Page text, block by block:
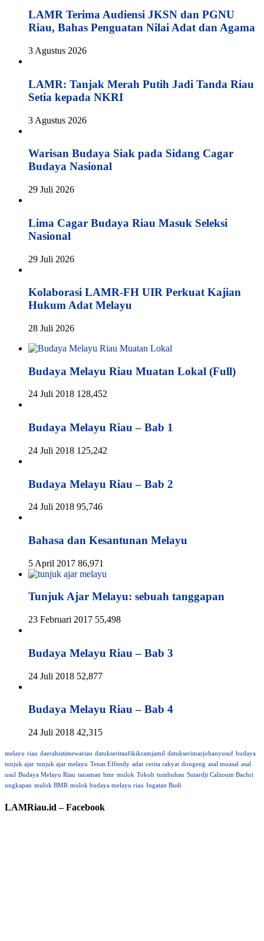
LAMR Terima Audiensi JKSN dan PGNU
Riau, Bahas Penguatan Nilai Adat dan Agama
3 Agustus 2026
LAMR: Tanjak Merah Putih Jadi Tanda Riau
Setia kepada NKRI
3 Agustus 2026
Warisan Budaya Siak pada Sidang Cagar
Budaya Nasional
29 Juli 2026
Lima Cagar Budaya Riau Masuk Seleksi
Nasional
29 Juli 2026
Kolaborasi LAMR-FH UIR Perkuat Kajian
Hukum Adat Melayu
28 Juli 2026
Budaya Melayu Riau Muatan Lokal (Full)
24 Juli 2018 128,452
Budaya Melayu Riau – Bab 1
24 Juli 2018 125,242
Budaya Melayu Riau – Bab 2
24 Juli 2018 95,746
Bahasa dan Kesantunan Melayu
5 April 2017 86,971
Tunjuk Ajar Melayu: sebuah tanggapan
23 Februari 2017 55,498
Budaya Melayu Riau – Bab 3
24 Juli 2018 52,877
Budaya Melayu Riau – Bab 4
24 Juli 2018 42,315
melayu riau daerahistimewariau datukseritaufikikramjamil datukserimarjohanyusuf budaya
tunjuk ajar tunjuk ajar melayu Tenas Effendy adat cerita rakyat dongeng asal muasal asal
usul Budaya Melayu Riau tanaman bmr mulok Tokoh tumbuhan Sutardji Calzoum Bachri
ungkapan mulok BMR mulok budaya melayu riau Ingatan Budi
LAMRiau.id – Facebook